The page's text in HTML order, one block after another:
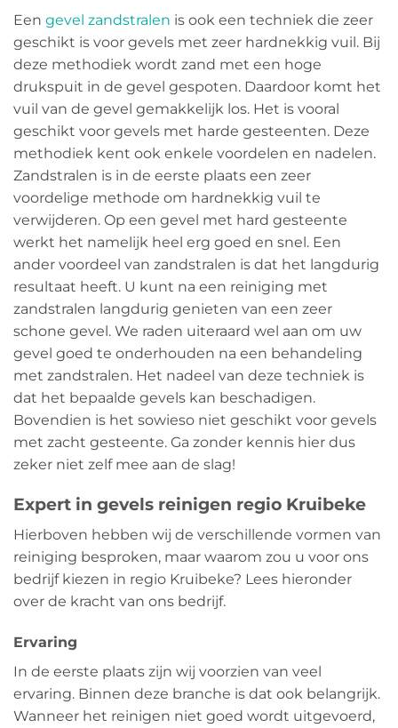
Een gevel zandstralen is ook een techniek die zeer
geschikt is voor gevels met zeer hardnekkig vuil. Bij
deze methodiek wordt zand met een hoge
drukspuit in de gevel gespoten. Daardoor komt het
vuil van de gevel gemakkelijk los. Het is vooral
geschikt voor gevels met harde gesteenten. Deze
methodiek kent ook enkele voordelen en nadelen.
Zandstralen is in de eerste plaats een zeer
voordelige methode om hardnekkig vuil te
verwijderen. Op een gevel met hard gesteente
werkt het namelijk heel erg goed en snel. Een
ander voordeel van zandstralen is dat het langdurig
resultaat heeft. U kunt na een reiniging met
zandstralen langdurig genieten van een zeer
schone gevel. We raden uiteraard wel aan om uw
gevel goed te onderhouden na een behandeling
met zandstralen. Het nadeel van deze techniek is
dat het bepaalde gevels kan beschadigen.
Bovendien is het sowieso niet geschikt voor gevels
met zacht gesteente. Ga zonder kennis hier dus
zeker niet zelf mee aan de slag!
Expert in gevels reinigen regio Kruibeke
Hierboven hebben wij de verschillende vormen van
reiniging besproken, maar waarom zou u voor ons
bedrijf kiezen in regio Kruibeke? Lees hieronder
over de kracht van ons bedrijf.
Ervaring
In de eerste plaats zijn wij voorzien van veel
ervaring. Binnen deze branche is dat ook belangrijk.
Wanneer het reinigen niet goed wordt uitgevoerd,